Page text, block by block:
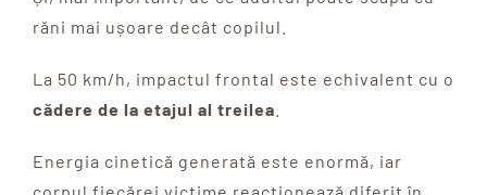
răni mai ușoare decât copilul.
La 50 km/h, impactul frontal este echivalent cu o
cădere de la etajul al treilea
Energia cinetică generată este enormă, iar